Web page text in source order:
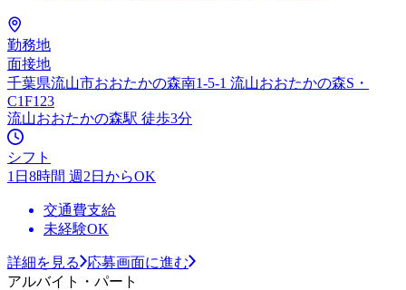
勤務地
面接地
千葉県流山市おおたかの森南1-5-1 流山おおたかの森S・
C1F123
流山おおたかの森駅 徒歩3分
シフト
1日8時間 週2日からOK
交通費支給
未経験OK
詳細を見る
応募画面に進む
アルバイト・パート